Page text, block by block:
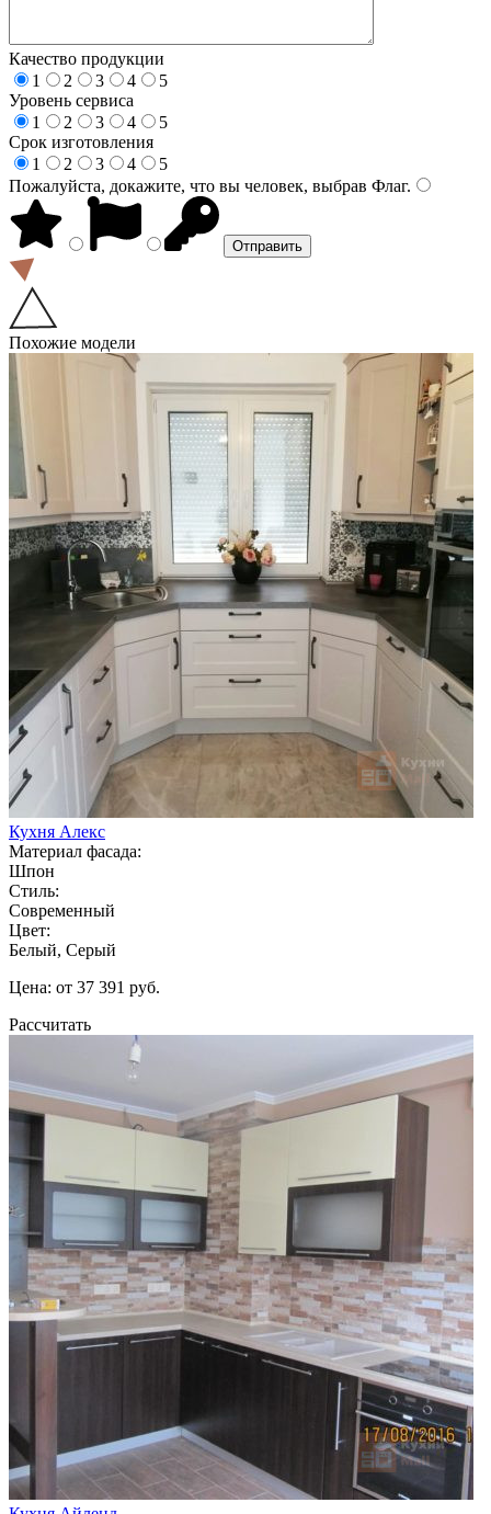
Качество продукции
1
2 3 4
5
Уровень сервиса
1
2 3 4
5
Срок изготовления
1
2 3 4
5
Пожалуйста, докажите, что вы человек, выбрав Флаг.
Похожие модели
Кухня Алекс
Материал фасада:
Шпон
Стиль:
Современный
Цвет:
Белый, Серый
Цена: от 37 391 руб.
Рассчитать